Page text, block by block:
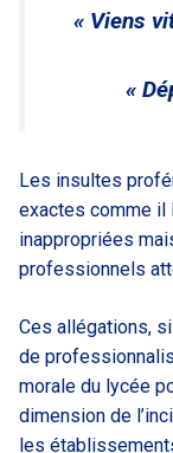
« Viens
«
Les insultes
exactes comme il
inappropriées
professionnels
Ces allégations,
de
morale du lycée
dimension de
les